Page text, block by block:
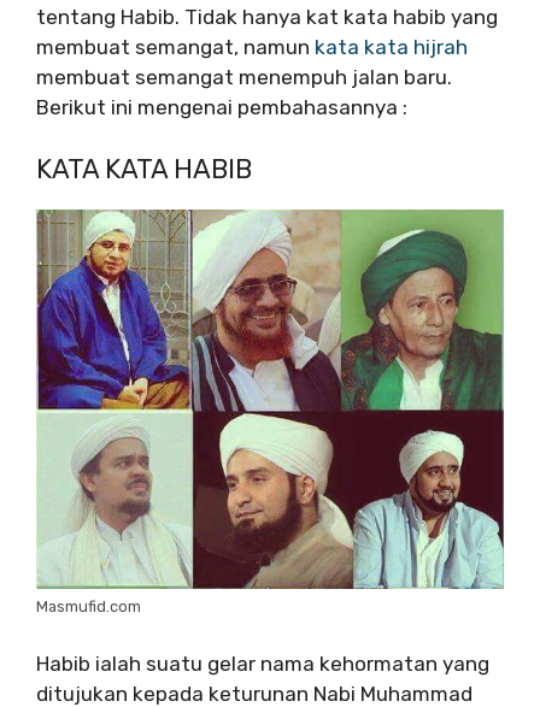
tentang Habib. Tidak hanya kat kata habib yang
membuat semangat, namun kata kata hijrah
membuat semangat menempuh jalan baru.
Berikut ini mengenai pembahasannya :
KATA KATA HABIB
Masmufid.com
Habib ialah suatu gelar nama kehormatan yang
ditujukan kepada keturunan Nabi Muhammad